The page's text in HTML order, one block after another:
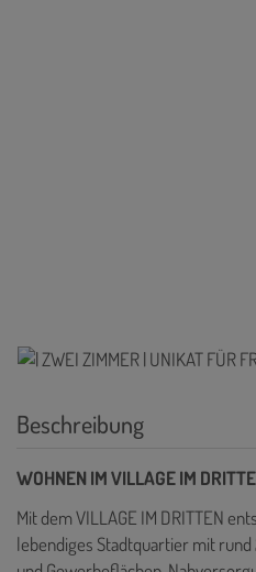
Beschreibung
WOHNEN IM VILLAGE IM
Mit dem VILLAGE IM DRITTEN
lebendiges Stadtquartier mit